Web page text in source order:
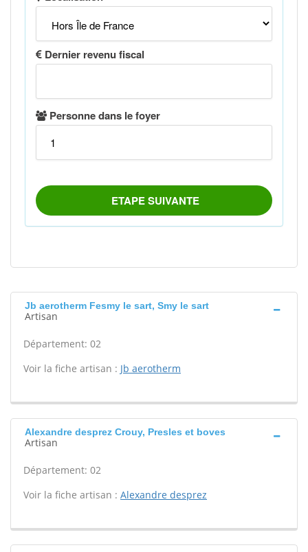
Jb aerotherm Fesmy le sart, Smy le sart
Artisan
Département: 02
Voir la fiche artisan : Jb aerotherm
Alexandre desprez Crouy, Presles et boves
Artisan
Département: 02
Voir la fiche artisan : Alexandre desprez